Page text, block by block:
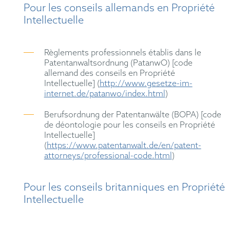
Pour les conseils allemands en Propriété
Intellectuelle
Règlements professionnels établis dans le
Patentanwaltsordnung (PatanwO) [code
allemand des conseils en Propriété
Intellectuelle] (http://www.gesetze-im-
internet.de/patanwo/index.html)
Berufsordnung der Patentanwälte (BOPA) [code
de déontologie pour les conseils en Propriété
Intellectuelle]
(https://www.patentanwalt.de/en/patent-
attorneys/professional-code.html)
Pour les conseils britanniques en Propriété
Intellectuelle